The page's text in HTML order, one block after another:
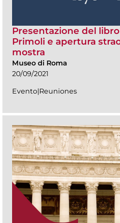
Presentazione del
Primoli e apertura
mostra
Museo di Roma
20/09/2021
Evento|Reuniones